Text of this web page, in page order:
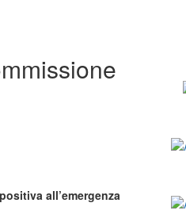
all’emergenza